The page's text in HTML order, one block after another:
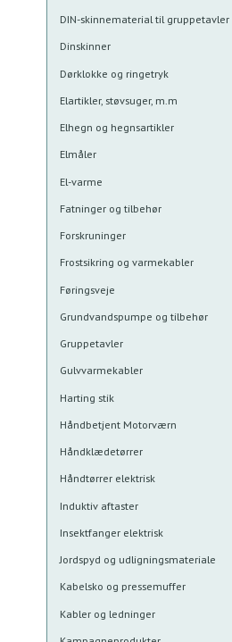
DIN-skinnematerial til gruppetavler
Dinskinner
Dørklokke og ringetryk
Elartikler, støvsuger, m.m
Elhegn og hegnsartikler
Elmåler
El-varme
Fatninger og tilbehør
Forskruninger
Frostsikring og varmekabler
Føringsveje
Grundvandspumpe og tilbehør
Gruppetavler
Gulvvarmekabler
Harting stik
Håndbetjent Motorværn
Håndklædetørrer
Håndtørrer elektrisk
Induktiv aftaster
Insektfanger elektrisk
Jordspyd og udligningsmateriale
Kabelsko og pressemuffer
Kabler og ledninger